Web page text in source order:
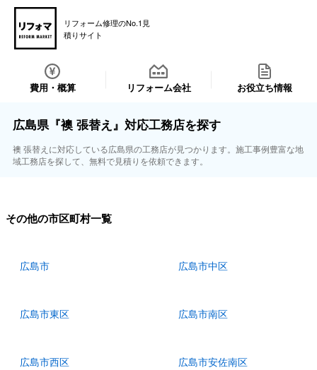
リフォーム修理のNo.1見
積りサイト
費用・概算 リフォーム会社 お役立ち情報
広島県『襖 張替え』対応工務店を探す
襖 張替えに対応している広島県の工務店が見つかります。施工事例豊富な地
域工務店を探して、無料で見積りを依頼できます。
その他の市区町村一覧
広島市 広島市中区
広島市東区 広島市南区
広島市西区 広島市安佐南区